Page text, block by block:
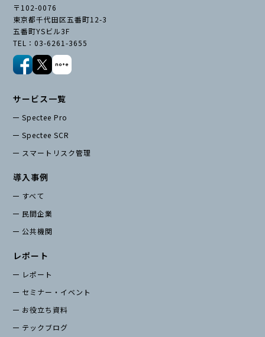
〒102-0076
東京都千代田区五番町12-3
五番町YSビル3F
TEL：03-6261-3655
サービス一覧
Spectee Pro
Spectee SCR
スマートリスク管理
導入事例
すべて
民間企業
公共機関
レポート
レポート
セミナー・イベント
お役立ち資料
テックブログ